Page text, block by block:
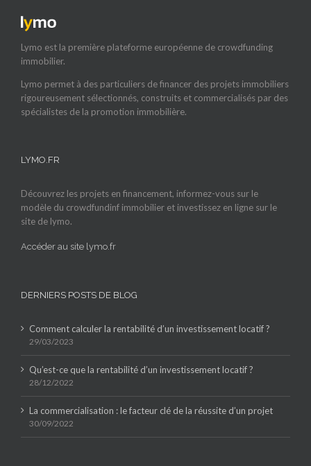
Lymo est la première plateforme européenne de crowdfunding
immobilier.
Lymo permet à des particuliers de financer des projets immobiliers
rigoureusement sélectionnés, construits et commercialisés par des
spécialistes de la promotion immobilière.
LYMO.FR
Découvrez les projets en financement, informez-vous sur le
modèle du crowdfundinf immobilier et investissez en ligne sur le
site de lymo.
Accéder au site lymo.fr
DERNIERS POSTS DE BLOG
Comment calculer la rentabilité d’un investissement locatif ?
29/03/2023
Qu’est-ce que la rentabilité d’un investissement locatif ?
28/12/2022
La commercialisation : le facteur clé de la réussite d’un projet
30/09/2022